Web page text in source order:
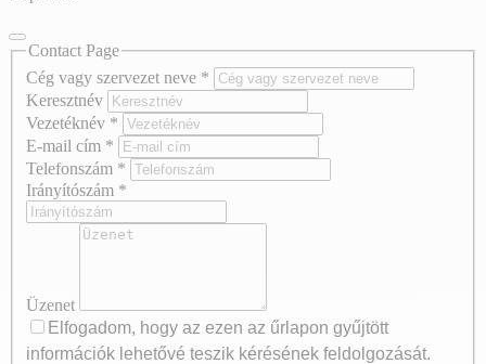
Contact Page
Cég vagy szervezet neve *
Keresztnév
Vezetéknév *
E-mail cím *
Telefonszám *
Irányítószám *
Üzenet
Elfogadom, hogy az ezen az űrlapon gyűjtött
információk lehetővé teszik kérésének feldolgozását.